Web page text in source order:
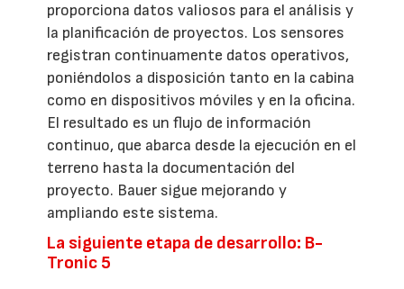
proporciona datos valiosos para el análisis y
la planificación de proyectos. Los sensores
registran continuamente datos operativos,
poniéndolos a disposición tanto en la cabina
como en dispositivos móviles y en la oficina.
El resultado es un flujo de información
continuo, que abarca desde la ejecución en el
terreno hasta la documentación del
proyecto. Bauer sigue mejorando y
ampliando este sistema.
La siguiente etapa de desarrollo: B-
Tronic 5